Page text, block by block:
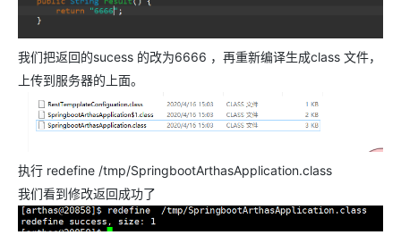
我们把返回的sucess 的改为6666 ，再重新编译生成class 文件，
上传到服务器的上面。
执行 redefine /tmp/SpringbootArthasApplication.class
我们看到修改返回成功了